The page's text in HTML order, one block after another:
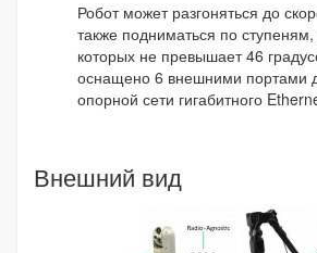
Робот может разгоняться до
также подниматься по
которых не превышает 46
оснащено 6 внешними портами
опорной сети гигабитного
Внешний вид